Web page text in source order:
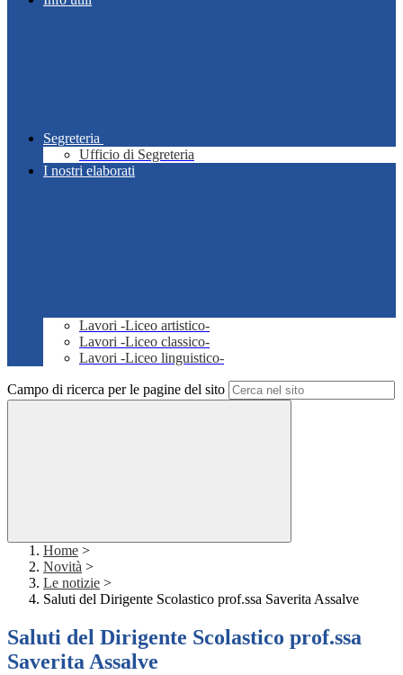
Segreteria
Ufficio di Segreteria
I nostri elaborati
Lavori -Liceo artistico-
Lavori -Liceo classico-
Lavori -Liceo linguistico-
Campo di ricerca per le pagine del sito
Home >
Novità >
Le notizie >
Saluti del Dirigente Scolastico prof.ssa Saverita Assalve
Saluti del Dirigente Scolastico prof.ssa
Saverita Assalve